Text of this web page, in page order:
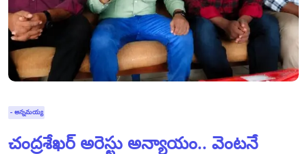
- అన్నమయ్య
చంద్రశేఖర్ అరెస్టు అన్యాయం.. వెంటనే